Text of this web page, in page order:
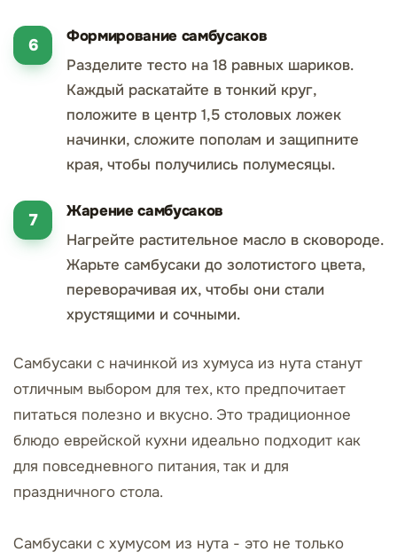
Формирование самбусаков
Разделите тесто на 18 равных шариков.
Каждый раскатайте в тонкий круг,
положите в центр 1,5 столовых ложек
начинки, сложите пополам и защипните
края, чтобы получились полумесяцы.
Жарение самбусаков
Нагрейте растительное масло в сковороде.
Жарьте самбусаки до золотистого цвета,
переворачивая их, чтобы они стали
хрустящими и сочными.
Самбусаки с начинкой из хумуса из нута станут
отличным выбором для тех, кто предпочитает
питаться полезно и вкусно. Это традиционное
блюдо еврейской кухни идеально подходит как
для повседневного питания, так и для
праздничного стола.
Самбусаки с хумусом из нута - это не только